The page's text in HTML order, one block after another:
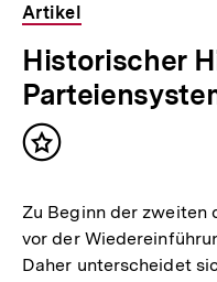
Artikel
Historischer
Inhalt
Zu Beginn der zweiten
vor der
Daher unterscheidet